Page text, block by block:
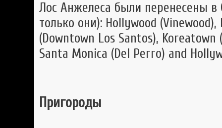
Лос Анжелеса были перенесены в
только они): Hollywood
(Downtown Los Santos), Koreatown
Santa Monica (Del Perro) and
Пригороды